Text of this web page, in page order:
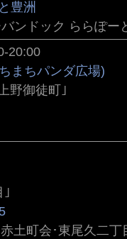
豊洲
ンドック ららぽー
20:00
まちパンダ広場)
野御徒町｣
土町会･東尾久二丁